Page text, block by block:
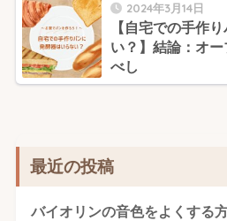
2024年3月14日
【自宅での手作
い？】結論：オ
べし
最近の投稿
バイオリンの音色をよくする